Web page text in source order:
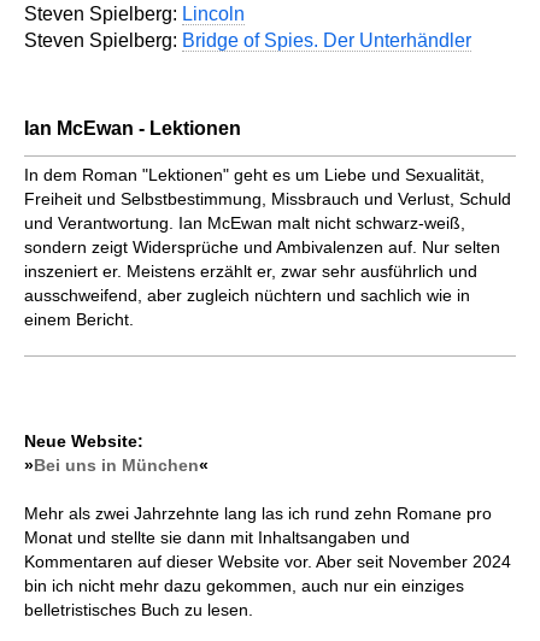
Steven Spielberg: Lincoln
Steven Spielberg: Bridge of Spies. Der Unterhändler
Ian McEwan - Lektionen
In dem Roman "Lektionen" geht es um Liebe und Sexualität,
Freiheit und Selbstbestimmung, Missbrauch und Verlust, Schuld
und Verantwortung. Ian McEwan malt nicht schwarz-weiß,
sondern zeigt Widersprüche und Ambivalenzen auf. Nur selten
inszeniert er. Meistens erzählt er, zwar sehr ausführlich und
ausschweifend, aber zugleich nüchtern und sachlich wie in
einem Bericht.
Neue Website:
»Bei uns in München«
Mehr als zwei Jahrzehnte lang las ich rund zehn Romane pro
Monat und stellte sie dann mit Inhaltsangaben und
Kommentaren auf dieser Website vor. Aber seit November 2024
bin ich nicht mehr dazu gekommen, auch nur ein einziges
belletristisches Buch zu lesen.